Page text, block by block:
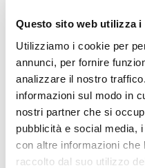
Questo sito web utilizza i
Utilizziamo i cookie per
annunci, per fornire
analizzare il nostro
informazioni sul modo in
nostri partner che si
pubblicità e social media,
con altre informazioni che
raccolto dal suo utilizzo
Partecipazione a
cofinanziata
Fondo Europeo
(FESR), dallo
Lombardia